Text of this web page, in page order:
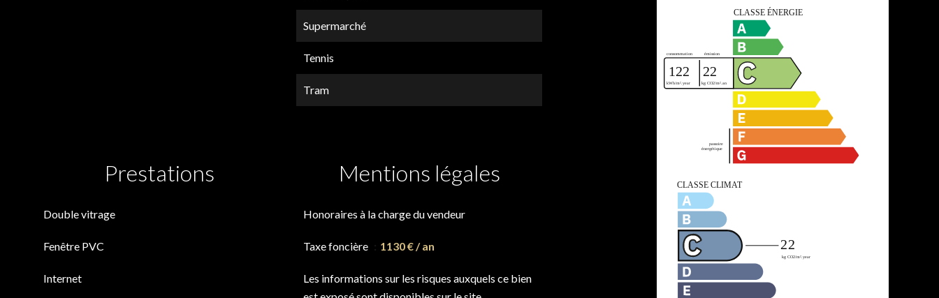
Supermarché
Tennis
Tram
Prestations
Double vitrage
Fenêtre PVC
Internet
Mentions légales
Honoraires à la charge du vendeur
Taxe foncière 1130 € / an
Les informations sur les risques auxquels ce bien